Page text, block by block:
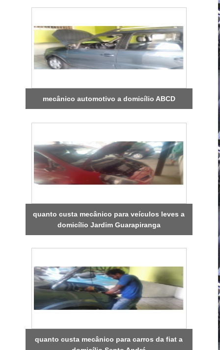
mecânico automotivo a domicílio ABCD
quanto custa mecânico para veículos leves a
domicílio Jardim Guarapiranga
quanto custa mecânico para carros da fiat a